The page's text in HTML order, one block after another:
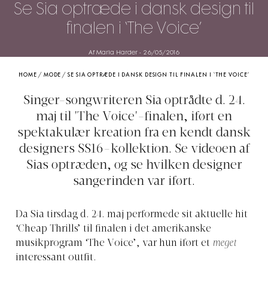
Se Sia optræde i dansk design til
finalen i ‘The Voice’
Af Maria Harder- 26/05/2016
HOME / MODE /SE SIA OPTRÆDE I DANSK DESIGN TIL FINALEN I ‘THE VOICE’
Singer-songwriteren Sia optrådte d. 24.
maj til 'The Voice'-finalen, iført en
spektakulær kreation fra en kendt dansk
designers SS16-kollektion. Se videoen af
Sias optræden, og se hvilken designer
sangerinden var iført.
Da Sia tirsdag d. 24. maj performede sit aktuelle hit
‘Cheap Thrills’ til finalen i det amerikanske
musikprogram ‘The Voice’, var hun iført et meget
interessant outfit.